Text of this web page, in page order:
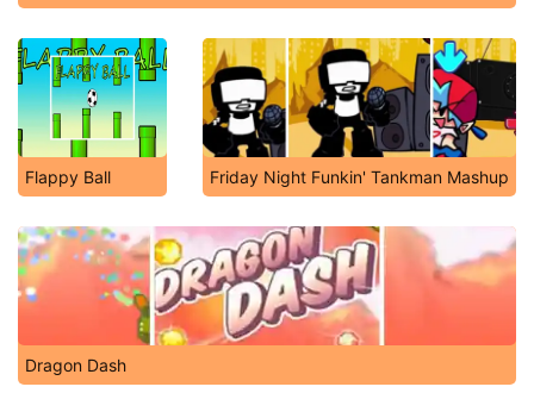
Flappy Ball Friday Night Funkin' Tankman Mashup
Dragon Dash